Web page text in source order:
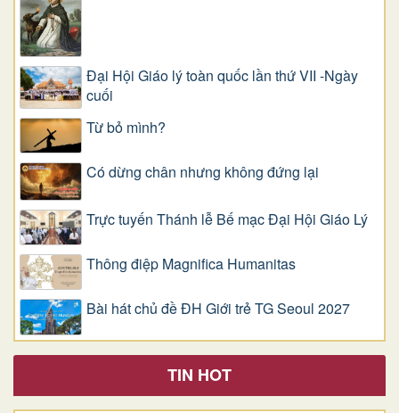
Đại Hội Giáo lý toàn quốc lần thứ VII -Ngày
cuối
Từ bỏ mình?
Có dừng chân nhưng không đứng lại
Trực tuyến Thánh lễ Bế mạc Đại Hội Giáo Lý
Thông điệp Magnifica Humanitas
Bài hát chủ đề ĐH Giới trẻ TG Seoul 2027
TIN HOT